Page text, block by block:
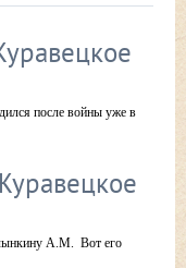
после войны уже в
А.М. Вот его